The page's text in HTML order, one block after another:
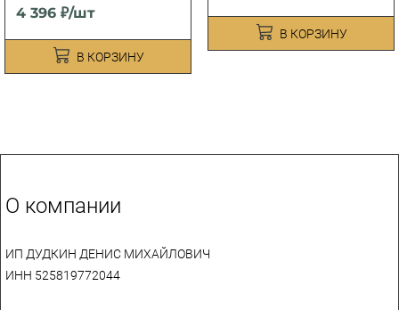
4 396 ₽/шт
В КОРЗИНУ
В КОРЗИНУ
О компании
ИП ДУДКИН ДЕНИС МИХАЙЛОВИЧ
ИНН 525819772044